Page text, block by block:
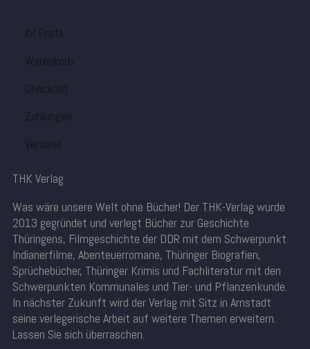
Ihr Profil
Warenkorb
Checkout
Zahlungen
Versand
THK Verlag
Was wäre unsere Welt ohne Bücher! Der THK-Verlag wurde
2013 gegründet und verlegt Bücher zur Geschichte
Thüringens, Filmgeschichte der DDR mit dem Schwerpunkt
Indianerfilme, Abenteuerromane, Thüringer Biografien,
Sprüchebücher, Thüringer Krimis und Fachliteratur mit den
Schwerpunkten Kommunales und Tier- und Pflanzenkunde.
In nächster Zukunft wird der Verlag mit Sitz in Arnstadt
seine verlegerische Arbeit auf weitere Themen erweitern.
Lassen Sie sich überraschen.